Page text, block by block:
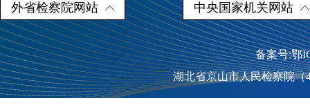
外省检察院网站 中央国家机关网站
备案号:鄂
湖北省京山市人民检察院（